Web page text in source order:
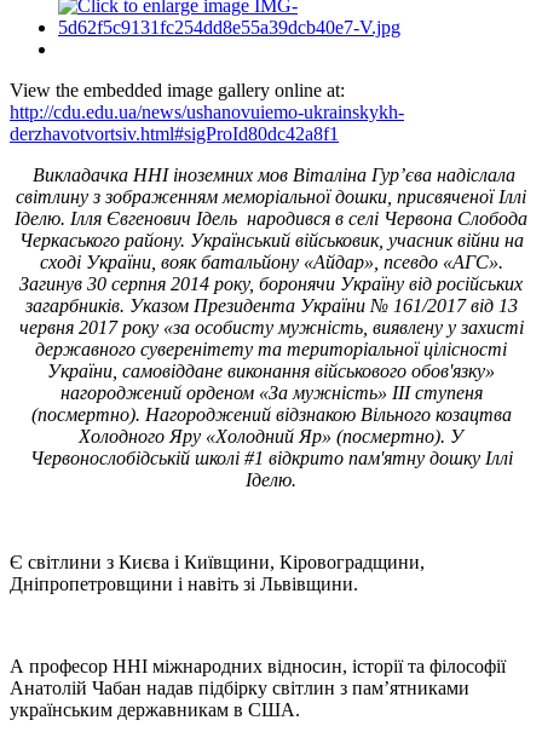
View the embedded image gallery online at:
http://cdu.edu.ua/news/ushanovuiemo-ukrainskykh-
derzhavotvortsiv.html#sigProId80dc42a8f1
Викладачка ННІ іноземних мов Віталіна Гур’єва надіслала
світлину з зображенням меморіальної дошки, присвяченої Іллі
Іделю. Ілля Євгенович Ідель народився в селі Червона Слобода
Черкаського району. Український військовик, учасник війни на
сході України, вояк батальйону «Айдар», псевдо «АГС».
Загинув 30 серпня 2014 року, боронячи Україну від російських
загарбників. Указом Президента України № 161/2017 від 13
червня 2017 року «за особисту мужність, виявлену у захисті
державного суверенітету та територіальної цілісності
України, самовіддане виконання військового обов'язку»
нагороджений орденом «За мужність» III ступеня
(посмертно). Нагороджений відзнакою Вільного козацтва
Холодного Яру «Холодний Яр» (посмертно). У
Червонослобідській школі #1 відкрито пам'ятну дошку Іллі
Іделю.
Є світлини з Києва і Київщини, Кіровоградщини,
Дніпропетровщини і навіть зі Львівщини.
А професор ННІ міжнародних відносин, історії та філософії
Анатолій Чабан надав підбірку світлин з пам’ятниками
українським державникам в США.